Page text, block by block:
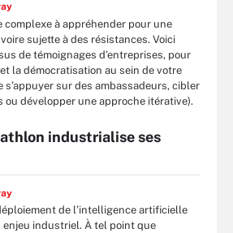
complexe à appréhender pour une
sujette à des résistances. Voici
de témoignages d’entreprises, pour
la démocratisation au sein de votre
s’appuyer sur des ambassadeurs, cibler
ou développer une approche itérative).
industrialise ses
de l’intelligence artificielle
enjeu industriel. À tel point que